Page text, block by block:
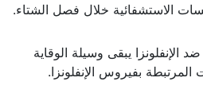
الاستشفائية خلال فصل الشتاء.
الإنفلونزا يبقى وسيلة الوقاية
بفيروس الإنفلونزا.